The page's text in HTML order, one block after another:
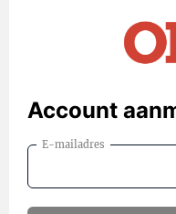
Account
E-mailadres